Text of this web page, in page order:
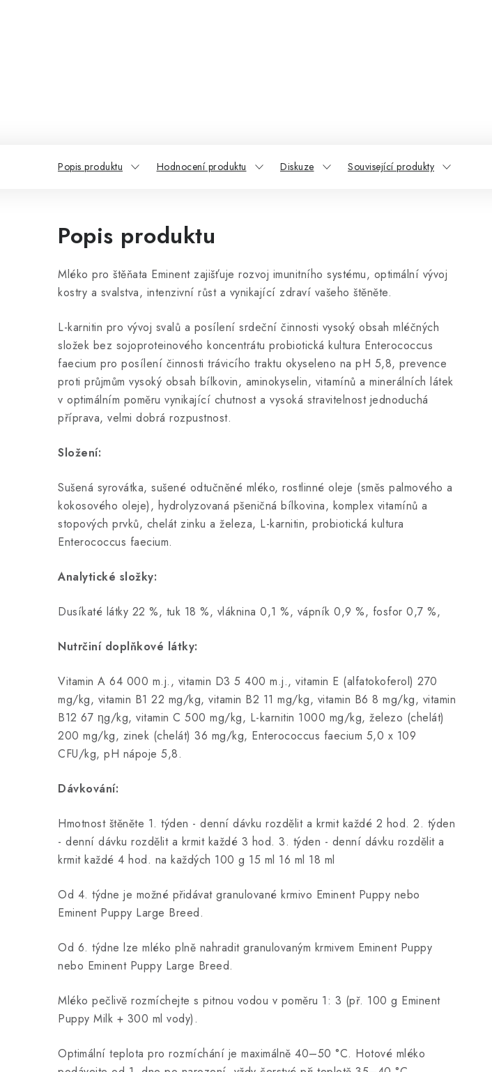
Popis produktu Hodnocení produktu Diskuze Související produkty
Popis produktu
Mléko pro štěňata Eminent zajišťuje rozvoj imunitního systému, optimální vývoj
kostry a svalstva, intenzivní růst a vynikající zdraví vašeho štěněte.
L-karnitin pro vývoj svalů a posílení srdeční činnosti vysoký obsah mléčných
složek bez sojoproteinového koncentrátu probiotická kultura Enterococcus
faecium pro posílení činnosti trávicího traktu okyseleno na pH 5,8, prevence
proti průjmům vysoký obsah bílkovin, aminokyselin, vitamínů a minerálních látek
v optimálním poměru vynikající chutnost a vysoká stravitelnost jednoduchá
příprava, velmi dobrá rozpustnost.
Složení:
Sušená syrovátka, sušené odtučněné mléko, rostlinné oleje (směs palmového a
kokosového oleje), hydrolyzovaná pšeničná bílkovina, komplex vitamínů a
stopových prvků, chelát zinku a železa, L-karnitin, probiotická kultura
Enterococcus faecium.
Analytické složky:
Dusíkaté látky 22 %, tuk 18 %, vláknina 0,1 %, vápník 0,9 %, fosfor 0,7 %,
Nutrčiní doplňkové látky:
Vitamin A 64 000 m.j., vitamin D3 5 400 m.j., vitamin E (alfatokoferol) 270
mg/kg, vitamin B1 22 mg/kg, vitamin B2 11 mg/kg, vitamin B6 8 mg/kg, vitamin
B12 67 ηg/kg, vitamin C 500 mg/kg, L-karnitin 1000 mg/kg, železo (chelát)
200 mg/kg, zinek (chelát) 36 mg/kg, Enterococcus faecium 5,0 x 109
CFU/kg, pH nápoje 5,8.
Dávkování:
Hmotnost štěněte 1. týden - denní dávku rozdělit a krmit každé 2 hod. 2. týden
- denní dávku rozdělit a krmit každé 3 hod. 3. týden - denní dávku rozdělit a
krmit každé 4 hod. na každých 100 g 15 ml 16 ml 18 ml
Od 4. týdne je možné přidávat granulované krmivo Eminent Puppy nebo
Eminent Puppy Large Breed.
Od 6. týdne lze mléko plně nahradit granulovaným krmivem Eminent Puppy
nebo Eminent Puppy Large Breed.
Mléko pečlivě rozmíchejte s pitnou vodou v poměru 1: 3 (př. 100 g Eminent
Puppy Milk + 300 ml vody).
Optimální teplota pro rozmíchání je maximálně 40–50 °C. Hotové mléko